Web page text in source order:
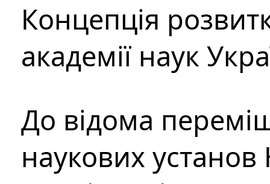
Концепція
академії наук
До відома
наукових установ